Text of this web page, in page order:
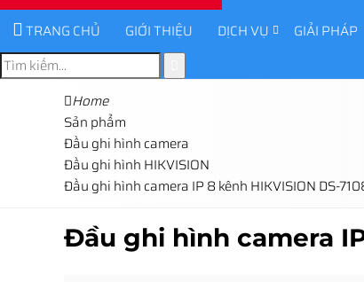
TRANG CHỦ GIỚI THIỆU DỊCH VỤ GIẢI PHÁP
Home
Sản phẩm
Đầu ghi hình camera
Đầu ghi hình HIKVISION
Đầu ghi hình camera IP 8 kênh HIKVISION DS-
Đầu ghi hình camera